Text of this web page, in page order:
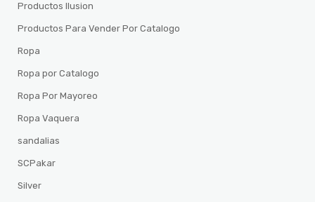
Productos Ilusion
Productos Para Vender Por Catalogo
Ropa
Ropa por Catalogo
Ropa Por Mayoreo
Ropa Vaquera
sandalias
SCPakar
Silver